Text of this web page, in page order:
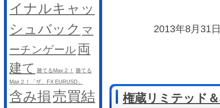
2013年8月31
権蔵リミテッド
イナルキャッ
シュバック マ
ーチンゲール 両
建て
勝てるMax２！
勝てる
Max２！「ザ、FX EURUSD」
含み損売買結